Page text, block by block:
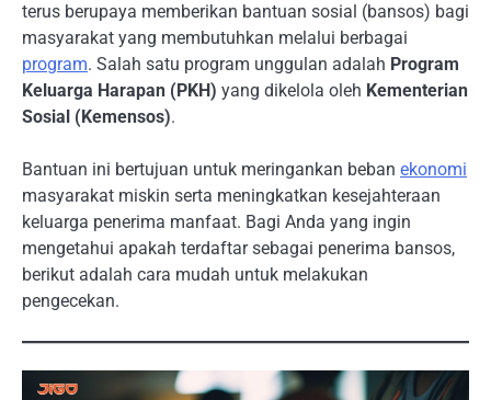
terus berupaya memberikan bantuan sosial (bansos) bagi
masyarakat yang membutuhkan melalui berbagai
program. Salah satu program unggulan adalah Program
Keluarga Harapan (PKH) yang dikelola oleh Kementerian
Sosial (Kemensos).
Bantuan ini bertujuan untuk meringankan beban ekonomi
masyarakat miskin serta meningkatkan kesejahteraan
keluarga penerima manfaat. Bagi Anda yang ingin
mengetahui apakah terdaftar sebagai penerima bansos,
berikut adalah cara mudah untuk melakukan
pengecekan.